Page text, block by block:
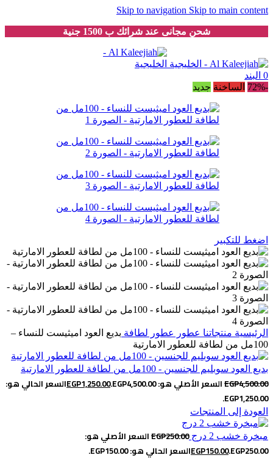
Skip to navigation Skip to main content
شحن مجانى عند شرائك ب 1500 جنية
0 البند
-72%
الساخنة جديد
اضغط للتكبير
الرئيسية منتجاتنا عطور عطور لطافة بديع العود اميثيست للنساء –
100مل من لطافة للعطور الامارتية
بديع العود سوبليم للجنسين - 100مل من لطافة للعطور الامارتية
EGP4,500.00 السعر الأصلي هو: EGP4,500.00. EGP1,250.00
السعر الحالي هو:
EGP1,250.00.
العودة إلى المنتجات
مبخرة خشب 2 درج EGP250.00
السعر الأصلي هو:
EGP250.00.
EGP150.00 السعر الحالي هو: EGP150.00.